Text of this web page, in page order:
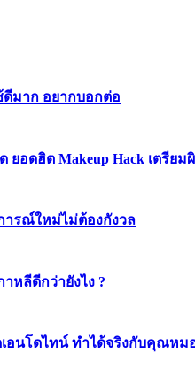
ดีมาก อยากบอกต่อ
อดฮิต Makeup Hack เตรียม
ารณ์ใหม่ไม่ต้องกังวล
หลีดีกว่ายังไง ?
อนโดไทน์ ทำได้จริงกับคุณหม